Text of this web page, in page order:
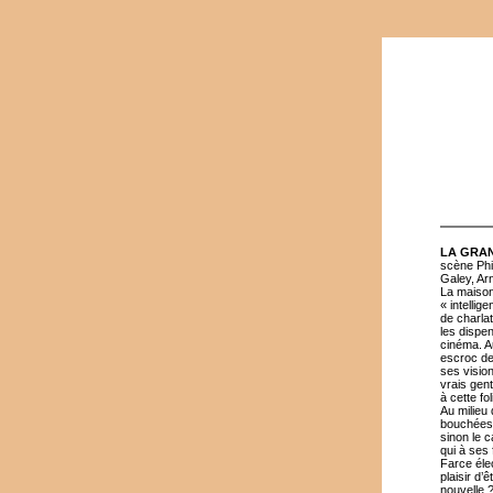
LA
scène
Galey,
La
«
de
les
cinéma.
escroc
ses
vrais
à cette
Au milieu
sinon le
qui à ses
Farce
plaisir
nouvelle